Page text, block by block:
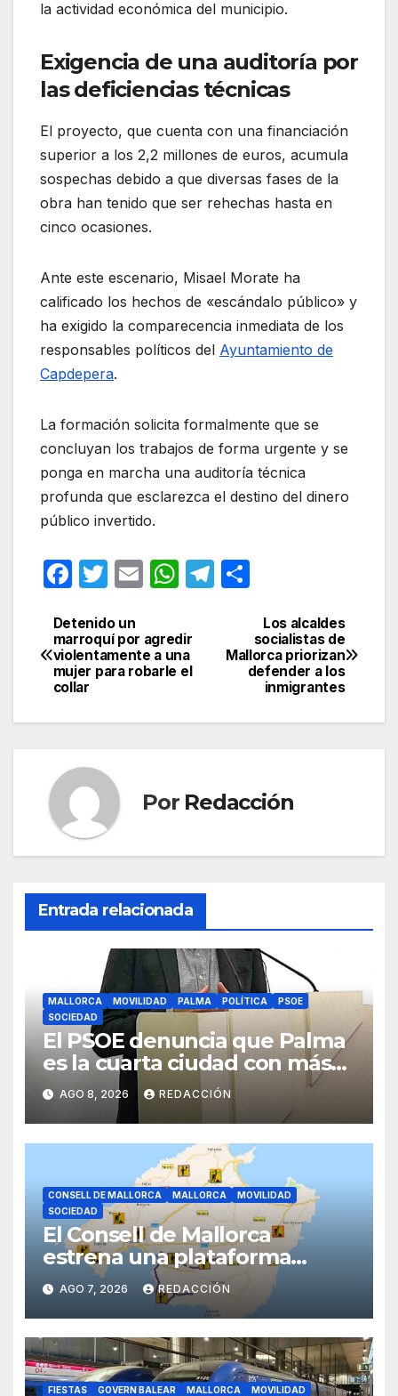
la actividad económica del municipio.
Exigencia de una auditoría por
las deficiencias técnicas
El proyecto, que cuenta con una financiación
superior a los 2,2 millones de euros, acumula
sospechas debido a que diversas fases de la
obra han tenido que ser rehechas hasta en
cinco ocasiones.
Ante este escenario, Misael Morate ha
calificado los hechos de «escándalo público» y
ha exigido la comparecencia inmediata de los
responsables políticos del Ayuntamiento de
Capdepera.
La formación solicita formalmente que se
concluyan los trabajos de forma urgente y se
ponga en marcha una auditoría técnica
profunda que esclarezca el destino del dinero
público invertido.
F
c
e
b
o
k
T
itt
er
E
ail
W
at
s
A
p
T
gr
m
m
p
ar
tir
Navegación
de
Los alcaldes
socialistas de
Mallorca priorizan
defender a los
inmigrantes
Detenido un
marroquí por agredir
violentamente a una
mujer para robarle el
collar
Por Redacción
Entrada relacionada
MALLORCA MOVILIDAD PALMA POLÍTICA
PSOE
SOCIEDAD
El PSOE denuncia que Palma
es la cuarta ciudad con más
atascos por el «fracaso» de
Galmés
AGO 8, 2026 REDACCIÓN
CONSELL DE MALLORCA MALLORCA
MOVILIDAD
SOCIEDAD
El Consell de Mallorca
estrena una plataforma
inteligente de incidencias
viarias en tiempo real
AGO 7, 2026 REDACCIÓN
FIESTAS GOVERN BALEAR MALLORCA
MOVILIDAD